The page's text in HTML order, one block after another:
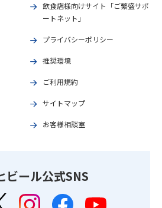
飲食店様向けサイト「ご繁盛サポ
ートネット」
プライバシーポリシー
推奨環境
ご利用規約
サイトマップ
お客様相談室
ビール公式SNS